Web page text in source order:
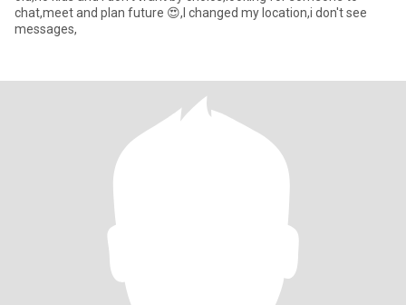
chat,meet and plan future 😍,I changed my location,i don't see
messages,